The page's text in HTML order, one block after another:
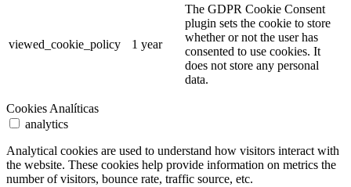
viewed_cookie_policy 1 year
The GDPR Cookie Consent
plugin sets the cookie to store
whether or not the user has
consented to use cookies. It
does not store any personal
data.
Cookies Analíticas
analytics
Analytical cookies are used to understand how visitors interact with
the website. These cookies help provide information on metrics the
number of visitors, bounce rate, traffic source, etc.